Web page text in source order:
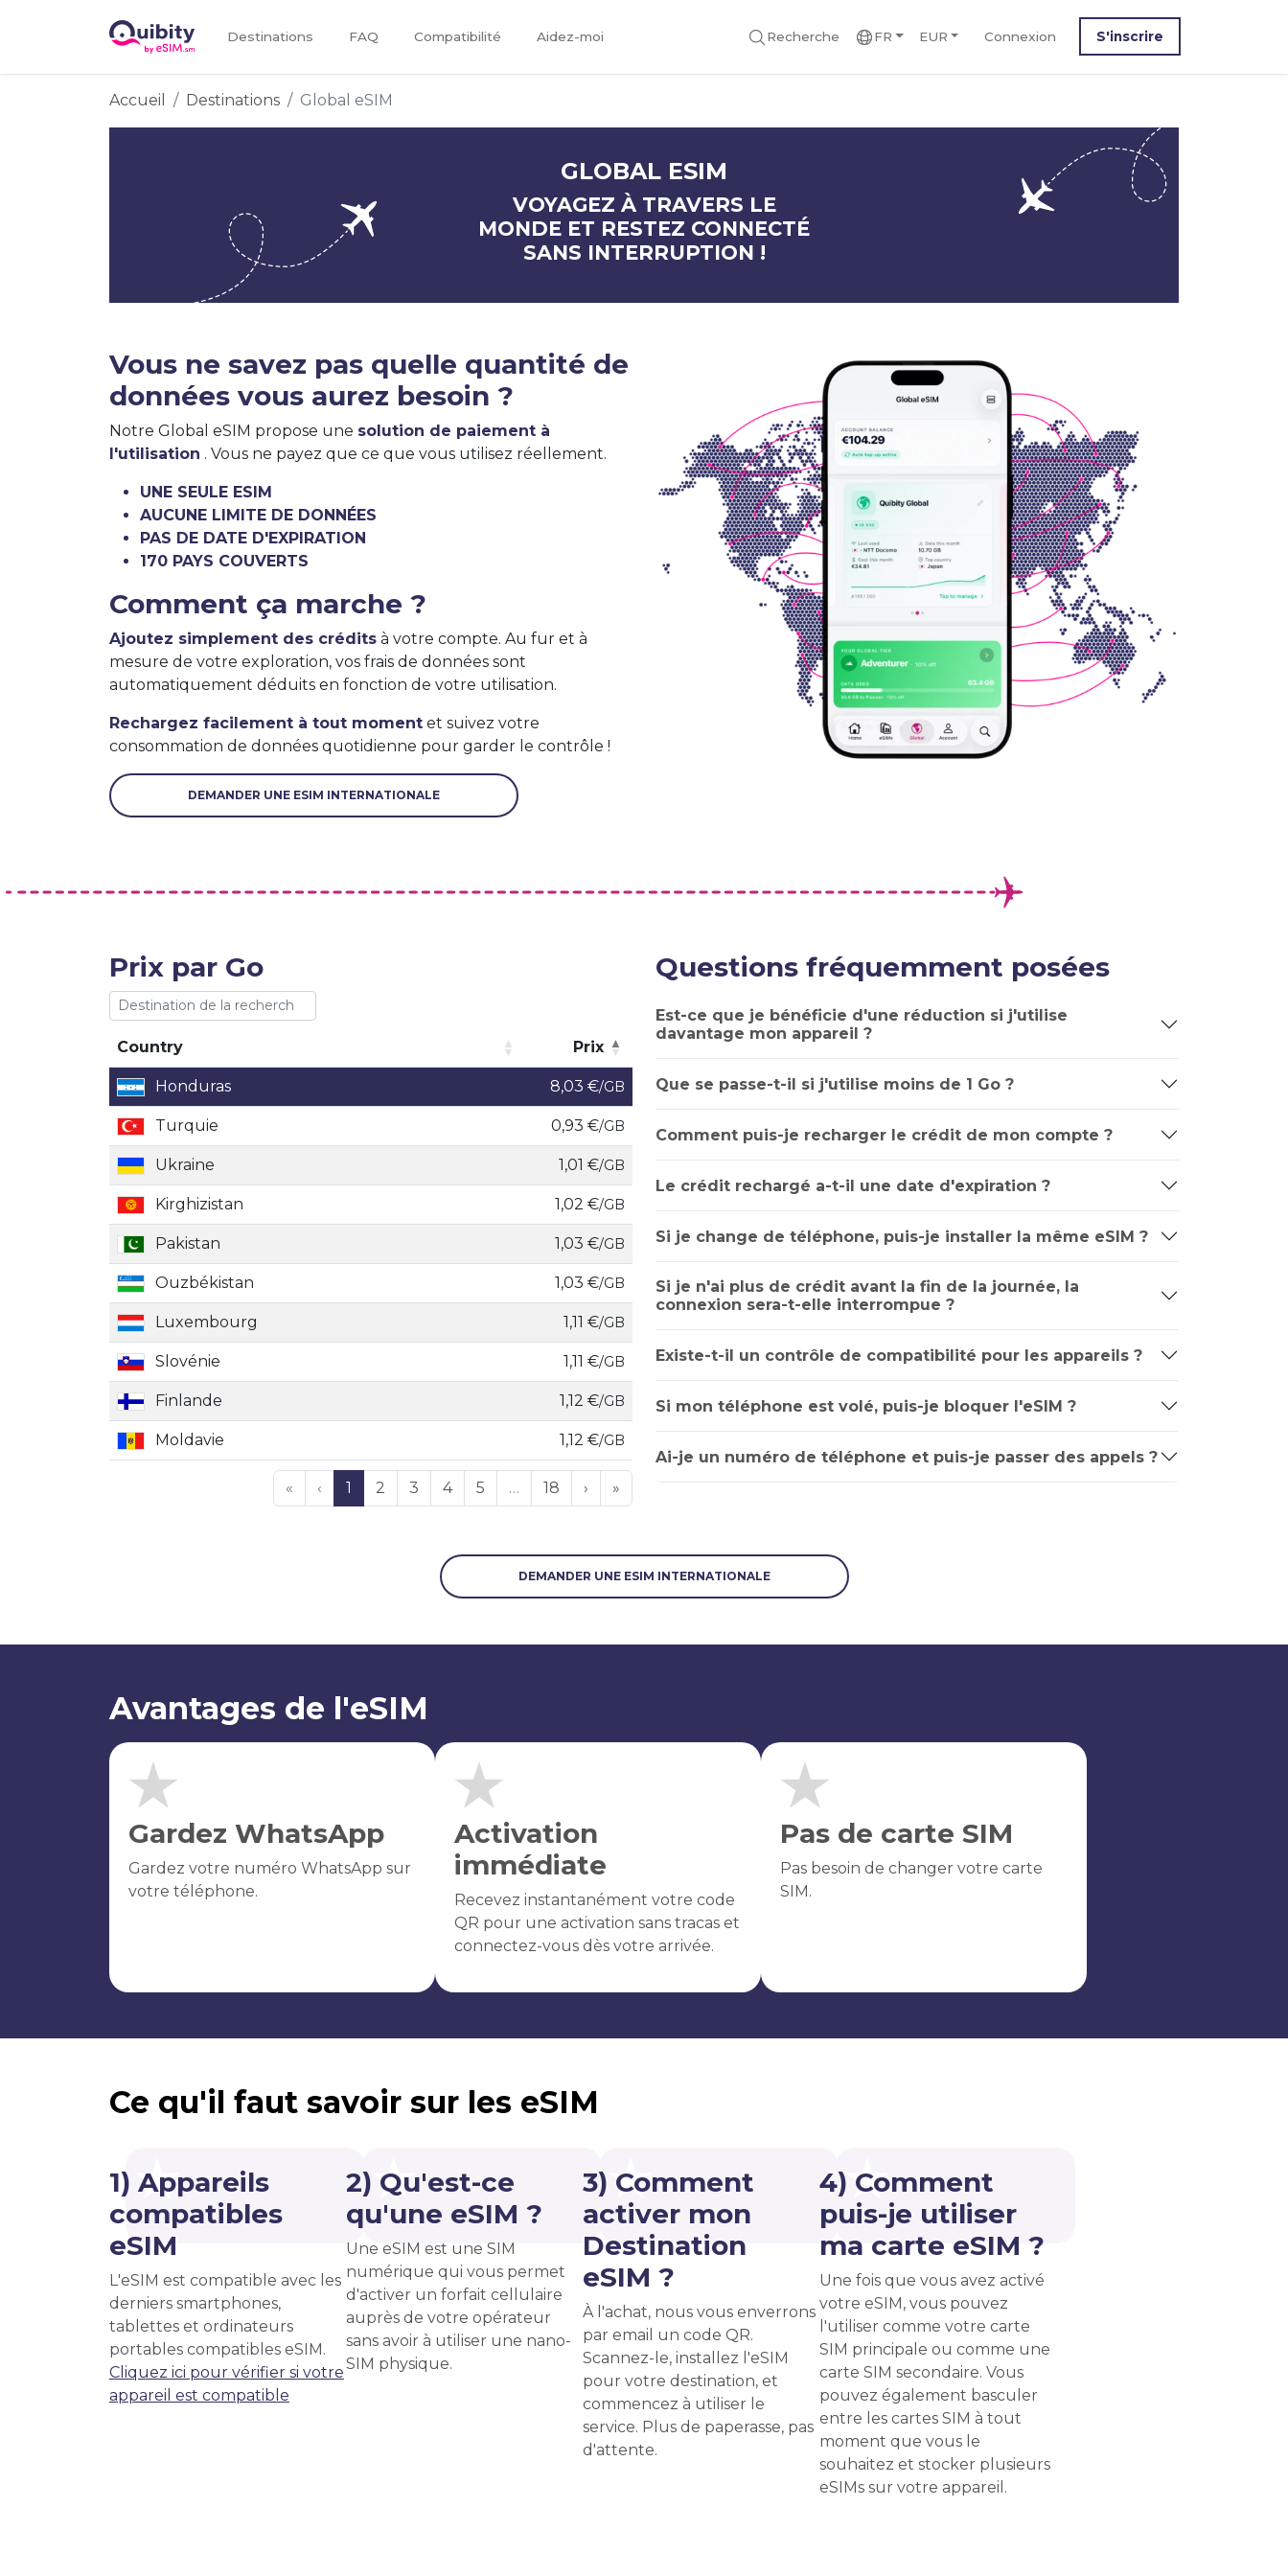
Destinations FAQ Compatibilité Aidez-moi Recherche FR EUR Connexion S'inscrire
Accueil Destinations Global eSIM
GLOBAL ESIM
VOYAGEZ À TRAVERS LE
MONDE ET RESTEZ CONNECTÉ
SANS INTERRUPTION !
Vous ne savez pas quelle quantité de
données vous aurez besoin ?
Notre Global eSIM propose une solution de paiement à
l'utilisation . Vous ne payez que ce que vous utilisez réellement.
UNE SEULE ESIM
AUCUNE LIMITE DE DONNÉES
PAS DE DATE D'EXPIRATION
170 PAYS COUVERTS
Comment ça marche ?
Ajoutez simplement des crédits à votre compte. Au fur et à
mesure de votre exploration, vos frais de données sont
automatiquement déduits en fonction de votre utilisation.
Rechargez facilement à tout moment et suivez votre
consommation de données quotidienne pour garder le contrôle !
DEMANDER UNE ESIM INTERNATIONALE
Prix par Go
Country
Prix
Country
Prix
Honduras 8,03 €/GB
Turquie 0,93 €/GB
Ukraine 1,01 €/GB
Kirghizistan 1,02 €/GB
Pakistan 1,03 €/GB
Ouzbékistan 1,03 €/GB
Luxembourg 1,11 €/GB
Slovénie 1,11 €/GB
Finlande 1,12 €/GB
Moldavie 1,12 €/GB
« ‹ 1 2 3 4 5 … 18 › »
Questions fréquemment posées
Est-ce que je bénéficie d'une réduction si j'utilise
davantage mon appareil ?
Que se passe-t-il si j'utilise moins de 1 Go ?
Comment puis-je recharger le crédit de mon compte ?
Le crédit rechargé a-t-il une date d'expiration ?
Si je change de téléphone, puis-je installer la même eSIM ?
Si je n'ai plus de crédit avant la fin de la journée, la
connexion sera-t-elle interrompue ?
Existe-t-il un contrôle de compatibilité pour les appareils ?
Si mon téléphone est volé, puis-je bloquer l'eSIM ?
Ai-je un numéro de téléphone et puis-je passer des appels ?
DEMANDER UNE ESIM INTERNATIONALE
Avantages de l'eSIM
Gardez WhatsApp
Gardez votre numéro WhatsApp sur
votre téléphone.
Activation
immédiate
Recevez instantanément votre code
QR pour une activation sans tracas et
connectez-vous dès votre arrivée.
Pas de carte SIM
Pas besoin de changer votre carte
SIM.
Ce qu'il faut savoir sur les eSIM
1) Appareils
compatibles
eSIM
L'eSIM est compatible avec les
derniers smartphones,
tablettes et ordinateurs
portables compatibles eSIM.
Cliquez ici pour vérifier si votre
appareil est compatible
2) Qu'est-ce
qu'une eSIM ?
Une eSIM est une SIM
numérique qui vous permet
d'activer un forfait cellulaire
auprès de votre opérateur
sans avoir à utiliser une nano-
SIM physique.
3) Comment
activer mon
Destination
eSIM ?
À l'achat, nous vous enverrons
par email un code QR.
Scannez-le, installez l'eSIM
pour votre destination, et
commencez à utiliser le
service. Plus de paperasse, pas
d'attente.
4) Comment
puis-je utiliser
ma carte eSIM ?
Une fois que vous avez activé
votre eSIM, vous pouvez
l'utiliser comme votre carte
SIM principale ou comme une
carte SIM secondaire. Vous
pouvez également basculer
entre les cartes SIM à tout
moment que vous le
souhaitez et stocker plusieurs
eSIMs sur votre appareil.